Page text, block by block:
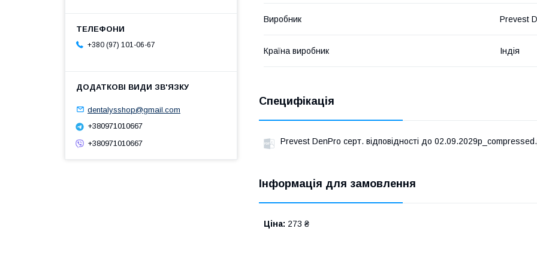
Виробник Prevest
Країна виробник Індія
Специфікація
Prevest DenPro серт. відповідності до
Інформація для замовлення
Ціна: 273 ₴
+380 (97) 101-06-67
dentalysshop@gmail.com
+380971010667
+380971010667